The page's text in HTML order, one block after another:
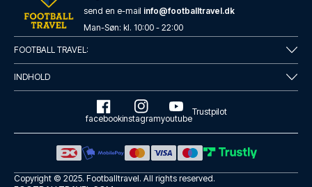
Casual del Teatro Madrid Hotel by Casual Hoteles
Med et ophold ved Casual del T...
LÆS MERE OM HOTELLET
send en e-mail info@footballtravel.dk
Man-Søn: kl. 10:00 - 22:00
FOOTBALL TRAVEL:
INDHOLD
facebookinstagramyoutube
Trustpilot
Copyright © 2025. Footballtravel. All rights reserved.